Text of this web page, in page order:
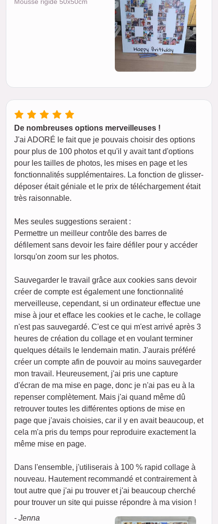
De nombreuses options merveilleuses !
J'ai ADORÉ le fait que je pouvais choisir des options
pour plus de 100 photos et qu'il y avait tant d'options
pour les tailles de photos, les mises en page et les
fonctionnalités supplémentaires. La fonction de glisser-
déposer était géniale et le prix de téléchargement était
très raisonnable.
Mes seules suggestions seraient :
Permettre un meilleur contrôle des barres de
défilement sans devoir les faire défiler pour y accéder
lorsqu'on zoom sur les photos.
Sauvegarder le travail grâce aux cookies sans devoir
créer de compte est également une fonctionnalité
merveilleuse, cependant, si un ordinateur effectue une
mise à jour et efface les cookies et le cache, le collage
n'est pas sauvegardé. C'est ce qui m'est arrivé après 3
heures de création du collage et en voulant terminer
quelques détails le lendemain matin. J'aurais préféré
créer un compte afin de pouvoir au moins sauvegarder
mon travail. Heureusement, j'ai pris une capture
d'écran de ma mise en page, donc je n'ai pas eu à la
repenser complètement. Mais j'ai quand même dû
retrouver toutes les différentes options de mise en
page que j'avais choisies, car il y en avait beaucoup, et
cela m'a pris du temps pour reproduire exactement la
même mise en page.
Dans l'ensemble, j'utiliserais à 100 % rapid collage à
nouveau. Hautement recommandé et contrairement à
tout autre que j'ai pu trouver et j'ai beaucoup cherché
pour trouver un site qui puisse répondre à ma vision !
- Jenna